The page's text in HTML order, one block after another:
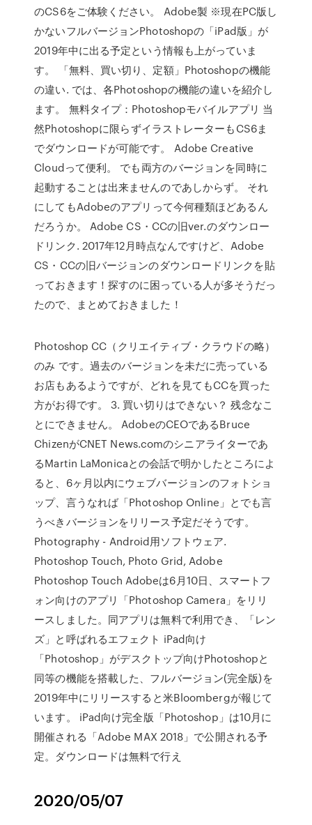
のCS6をご体験ください。 Adobe製 ※現在PC版し
かないフルバージョンPhotoshopの「iPad版」が
2019年中に出る予定という情報も上がっていま
す。 「無料、買い切り、定額」Photoshopの機能
の違い. では、各Photoshopの機能の違いを紹介し
ます。 無料タイプ：Photoshopモバイルアプリ 当
然Photoshopに限らずイラストレーターもCS6ま
でダウンロードが可能です。 Adobe Creative
Cloudって便利。 でも両方のバージョンを同時に
起動することは出来ませんのであしからず。 それ
にしてもAdobeのアプリって今何種類ほどあるん
だろうか。 Adobe CS・CCの旧ver.のダウンロー
ドリンク. 2017年12月時点なんですけど、Adobe
CS・CCの旧バージョンのダウンロードリンクを貼
っておきます！探すのに困っている人が多そうだっ
たので、まとめておきました！
Photoshop CC（クリエイティブ・クラウドの略）
のみ です。過去のバージョンを未だに売っている
お店もあるようですが、どれを見てもCCを買った
方がお得です。 3. 買い切りはできない？ 残念なこ
とにできません。 AdobeのCEOであるBruce
ChizenがCNET News.comのシニアライターであ
るMartin LaMonicaとの会話で明かしたところによ
ると、6ヶ月以内にウェブバージョンのフォトショ
ップ、言うなれば「Photoshop Online」とでも言
うべきバージョンをリリース予定だそうです。
Photography - Android用ソフトウェア.
Photoshop Touch, Photo Grid, Adobe
Photoshop Touch Adobeは6月10日、スマートフ
ォン向けのアプリ「Photoshop Camera」をリリ
ースしました。同アプリは無料で利用でき、「レン
ズ」と呼ばれるエフェクト iPad向け
「Photoshop」がデスクトップ向けPhotoshopと
同等の機能を搭載した、フルバージョン(完全版)を
2019年中にリリースすると米Bloombergが報じて
います。 iPad向け完全版「Photoshop」は10月に
開催される「Adobe MAX 2018」で公開される予
定。ダウンロードは無料で行え
2020/05/07